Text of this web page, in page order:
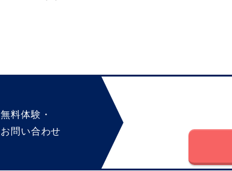
無料体験・
お問い合わせ